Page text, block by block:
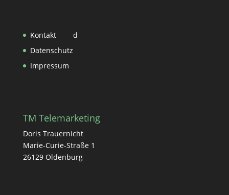
Kontakt
Datenschutz
Impressum
d
TM Telemarketing
Doris Trauernicht
Marie-Curie-Straße 1
26129 Oldenburg